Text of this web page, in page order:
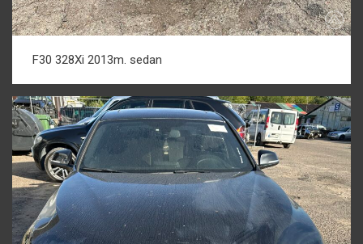
F30 328Xi 2013m. sedan